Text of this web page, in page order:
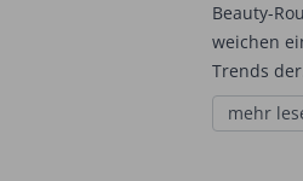
Beauty-
weichen
Trends
mehr